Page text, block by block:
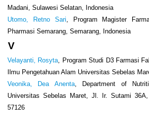
Madani, Sulawesi Selatan, Indonesia
Utomo, Retno Sari , Program Magister
Pharmasi Semarang, Semarang, Indonesia
V
Velayanti, Rosyta , Program Studi D3 Farmasi
Ilmu Pengetahuan Alam Universitas Sebelas
Veonika, Dea Anenta, Department of
Universitas Sebelas Maret, Jl. Ir. Sutami 36A,
57126